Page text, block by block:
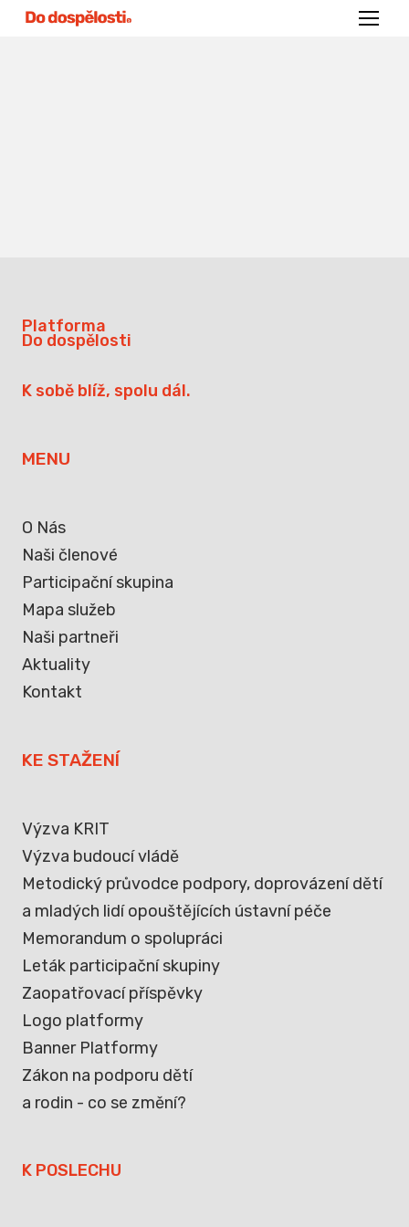
Menu
Platforma
Do dospělosti
K sobě blíž, spolu dál.
MENU
O Nás
Naši členové
Participační skupina
Mapa služeb
Naši partneři
Aktuality
Kontakt
KE STAŽENÍ
Výzva KRIT
Výzva budoucí vládě
Metodický průvodce podpory, doprovázení dětí
a mladých lidí opouštějících ústavní péče
Memorandum o spolupráci
Leták participační skupiny
Zaopatřovací příspěvky
Logo platformy
Banner Platformy
Zákon na podporu dětí
a rodin - co se změní?
K POSLECHU